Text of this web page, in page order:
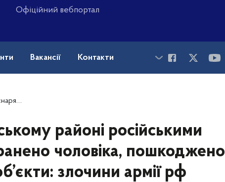
Офіційний вебпортал
Вакансії Контакти
районі російськими
чоловіка, пошкоджено
злочини армії рф